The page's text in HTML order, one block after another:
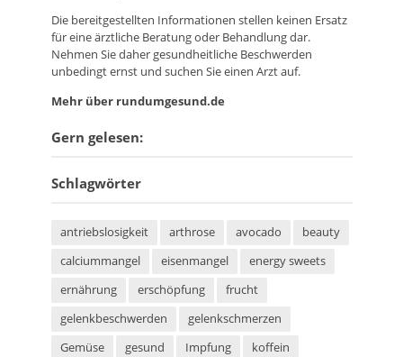
Die bereitgestellten Informationen stellen keinen Ersatz
für eine ärztliche Beratung oder Behandlung dar.
Nehmen Sie daher gesundheitliche Beschwerden
unbedingt ernst und suchen Sie einen Arzt auf.
Mehr über rundumgesund.de
Gern gelesen:
Schlagwörter
antriebslosigkeit arthrose avocado
beauty
calciummangel
eisenmangel
energy sweets
ernährung
erschöpfung
frucht
gelenkbeschwerden
gelenkschmerzen
Gemüse
gesund Impfung koffein